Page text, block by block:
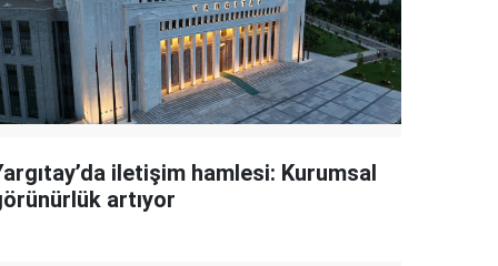
iletişim hamlesi: Kurumsal
artıyor